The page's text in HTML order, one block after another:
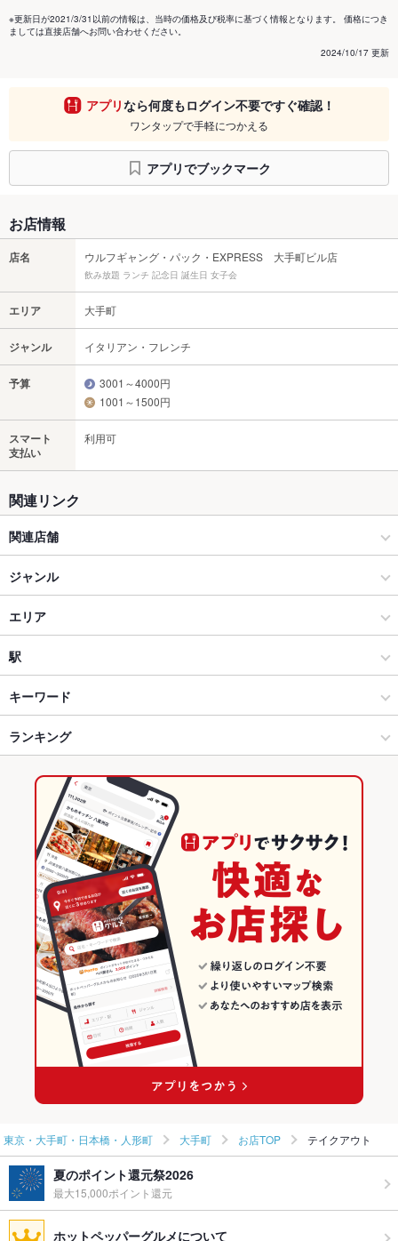
※更新日が2021/3/31以前の情報は、当時の価格及び税率に基づく情報となります。 価格につき
ましては直接店舗へお問い合わせください。
2024/10/17 更新
アプリなら何度もログイン不要ですぐ確認！
ワンタップで手軽につかえる
アプリでブックマーク
お店情報
店名 ウルフギャング・パック・EXPRESS 大手町ビル店
飲み放題 ランチ 記念日 誕生日 女子会
エリア 大手町
ジャンル イタリアン・フレンチ
予算
3001～4000円
1001～1500円
スマート
支払い
利用可
関連リンク
関連店舗
ウルフギャング パック WOLFGANG PUCK
ウルフギャング パック PIZZA/BAR 赤坂アークヒルズ店
ウルフギャング・パック PIZZA BAR アレア品川店
ウルフギャングパック 武蔵小杉店
ＷＰ ＰＩＺＺＡ 横浜ランドマークプラザ店
ウルフギャングパック 愛知芸術文化センター店
ウルフギャング・パック ピッツア バー 大阪 ザ パーク フロント
ホテル店
ジャンル
イタリアン・フレンチ
パスタ・ピザ
東京・大手町・日本橋・人形町 × イタリアン・フレンチ
東京・大手町・日本橋・人形町 × パスタ・ピザ
大手町駅 × イタリアン・フレンチ
大手町駅 × パスタ・ピザ
ダイニングバー・バル
洋・和洋・各国料理・その他
東京・大手町・日本橋・人形町 × ダイニングバー・バル
東京・大手町・日本橋・人形町 × 洋・和洋・各国料理・その他
大手町駅 × ダイニングバー・バル
大手町駅 × 洋・和洋・各国料理・その他
エリア
大手町
大手町 × イタリアン・フレンチ
大手町 × パスタ・ピザ
大手町 × ダイニングバー・バル
大手町 × 洋・和洋・各国料理・その他
東京 × イタリアン・フレンチ
東京 × パスタ・ピザ
東京 × ダイニングバー・バル
東京 × 洋・和洋・各国料理・その他
駅
大手町駅
東京駅
日本橋駅
キーワード
フライドポテト
リブアイステーキ
ランキング
東京のグルメランキング
東京のイタリアン・フレンチランキング
東京のパスタ・ピザランキング
東京・大手町・日本橋・人形町のグルメランキング
東京・大手町・日本橋・人形町のイタリアン・フレンチランキン
東京・大手町・日本橋・人形町のパスタ・ピザランキング
大手町のグルメランキング
大手町のイタリアン・フレンチランキング
大手町のパスタ・ピザランキング
東京・大手町・日本橋・人形町 大手町 お店TOP テイクアウト
夏のポイント還元祭2026
最大15,000ポイント還元
ホットペッパーグルメについて